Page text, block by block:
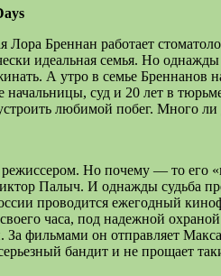
Лора Бреннан работает
идеальная семья. Но
А утро в семье
начальницы, суд и 20 лет в
любимой побег. Много
Но почему — то его
Палыч. И однажды судьба
проводится ежегодный
часа, под надежной
За фильмами он отправляет
бандит и не прощает